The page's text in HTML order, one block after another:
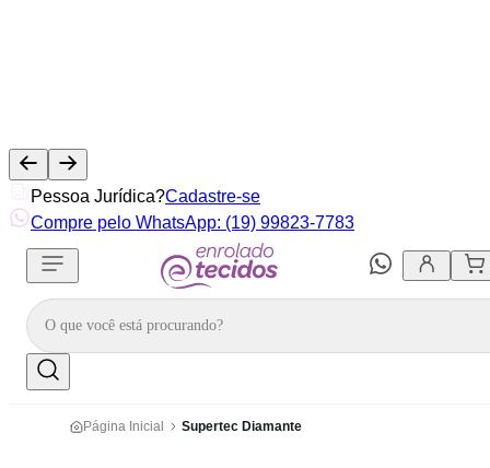
Pessoa Jurídica?Cadastre-se
Compre pelo WhatsApp: (19) 99823-7783
Página Inicial Supertec Diamante